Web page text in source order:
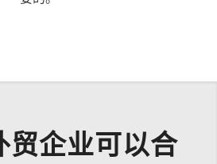
贸企业可以合